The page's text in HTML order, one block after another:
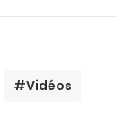
#Vidéos